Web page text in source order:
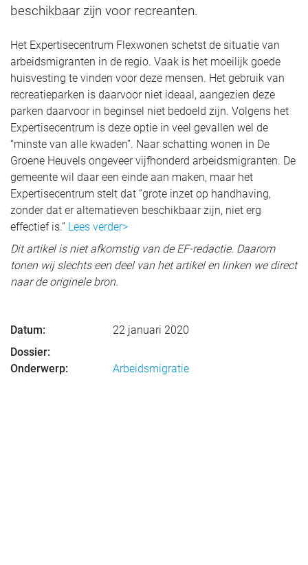
beschikbaar zijn voor recreanten.
Het Expertisecentrum Flexwonen schetst de situatie van
arbeidsmigranten in de regio. Vaak is het moeilijk goede
huisvesting te vinden voor deze mensen. Het gebruik van
recreatieparken is daarvoor niet ideaal, aangezien deze
parken daarvoor in beginsel niet bedoeld zijn. Volgens het
Expertisecentrum is deze optie in veel gevallen wel de
“minste van alle kwaden”. Naar schatting wonen in De
Groene Heuvels ongeveer vijfhonderd arbeidsmigranten. De
gemeente wil daar een einde aan maken, maar het
Expertisecentrum stelt dat “grote inzet op handhaving,
zonder dat er alternatieven beschikbaar zijn, niet erg
effectief is.” Lees verder>
Dit artikel is niet afkomstig van de EF-redactie. Daarom
tonen wij slechts een deel van het artikel en linken we direct
naar de originele bron.
Datum:
22 januari 2020
Dossier:
Onderwerp:
Arbeidsmigratie